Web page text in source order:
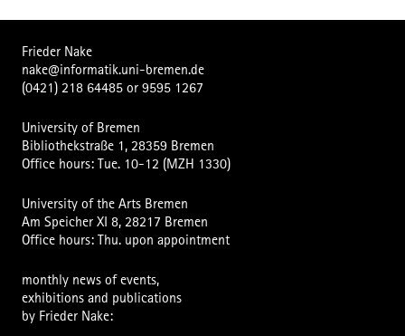
Frieder Nake
nake@informatik.uni-bremen.de
(0421) 218 64485 or 9595 1267
University of Bremen
Bibliothekstraße 1, 28359 Bremen
Office hours: Tue. 10-12 (MZH 1330)
University of the Arts Bremen
Am Speicher XI 8, 28217 Bremen
Office hours: Thu. upon appointment
monthly news of events,
exhibitions and publications
by Frieder Nake: